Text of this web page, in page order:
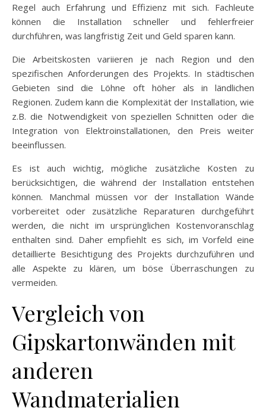
Regel auch Erfahrung und Effizienz mit sich. Fachleute
können die Installation schneller und fehlerfreier
durchführen, was langfristig Zeit und Geld sparen kann.
Die Arbeitskosten variieren je nach Region und den
spezifischen Anforderungen des Projekts. In städtischen
Gebieten sind die Löhne oft höher als in ländlichen
Regionen. Zudem kann die Komplexität der Installation, wie
z.B. die Notwendigkeit von speziellen Schnitten oder die
Integration von Elektroinstallationen, den Preis weiter
beeinflussen.
Es ist auch wichtig, mögliche zusätzliche Kosten zu
berücksichtigen, die während der Installation entstehen
können. Manchmal müssen vor der Installation Wände
vorbereitet oder zusätzliche Reparaturen durchgeführt
werden, die nicht im ursprünglichen Kostenvoranschlag
enthalten sind. Daher empfiehlt es sich, im Vorfeld eine
detaillierte Besichtigung des Projekts durchzuführen und
alle Aspekte zu klären, um böse Überraschungen zu
vermeiden.
Vergleich von
Gipskartonwänden mit
anderen
Wandmaterialien